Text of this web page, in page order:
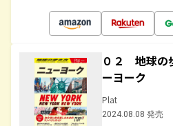
０２ 地球
ーヨーク
Plat
2024.08.08 発売